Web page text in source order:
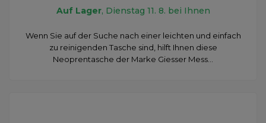
Auf Lager, Dienstag 11. 8. bei Ihnen
Wenn Sie auf der Suche nach einer leichten und einfach
zu reinigenden Tasche sind, hilft Ihnen diese
Neoprentasche der Marke Giesser Mess...